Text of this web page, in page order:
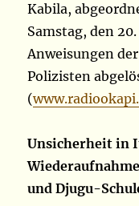
Kabila,
Samstag, den
Anweisungen
Polizisten
(
Unsicherheit in
und Djugu-